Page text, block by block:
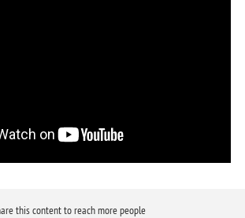
this content to reach more people